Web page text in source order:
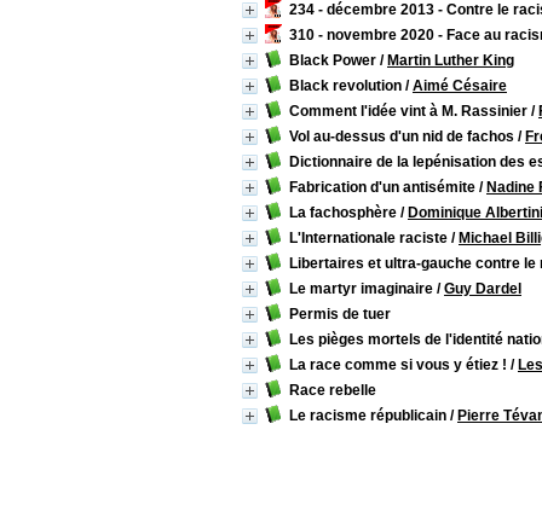
234 - décembre 2013 - Contre le
310 - novembre 2020 - Face au
Black Power / Martin Luther King
Black revolution /Aimé Césaire
Comment l'idée vint à M. Rassinier /
Vol au-dessus d'un nid de fachos /
Dictionnaire de la lepénisation des
Fabrication d'un antisémite / Nadine
La fachosphère / Dominique Albertini
L'Internationale raciste / Michael
Libertaires et ultra-gauche contre le
Le martyr imaginaire /Guy Dardel
Permis de tuer
Les pièges mortels de l'identité
La race comme si vous y étiez ! /
Race rebelle
Le racisme républicain / Pierre